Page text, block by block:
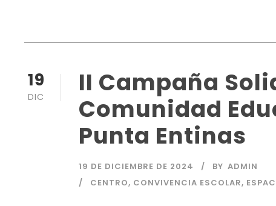
19
DIC
II Campaña
Comunidad
Punta Entinas
19 DE DICIEMBRE DE 2024 BY ADMIN
CENTRO, CONVIVENCIA ESCOLAR,